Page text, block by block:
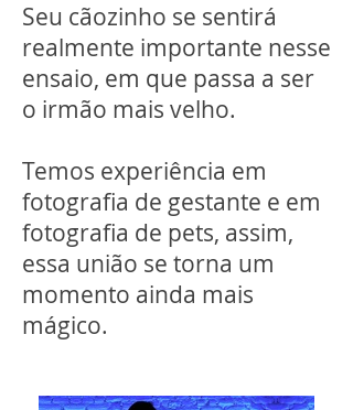
Seu cãozinho se sentirá
realmente importante nesse
ensaio, em que passa a ser
o irmão mais velho.
Temos experiência em
fotografia de gestante e em
fotografia de pets, assim,
essa união se torna um
momento ainda mais
mágico.